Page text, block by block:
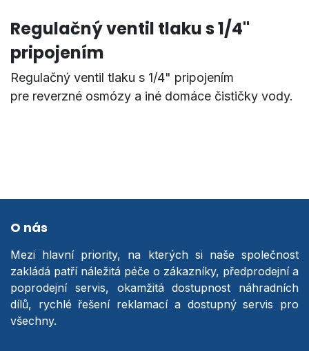
Regulačný ventil tlaku s 1/4"
pripojením
Regulačný ventil tlaku s 1/4" pripojením
pre reverzné osmózy a iné domáce čističky vody.
O nás
Mezi hlavní priority, na kterých si naše společnost
zakládá patří náležitá péče o zákazníky, předprodejní a
poprodejní servis, okamžitá dostupnost náhradních
dílů, rychlé řešení reklamací a dostupný servis pro
všechny.